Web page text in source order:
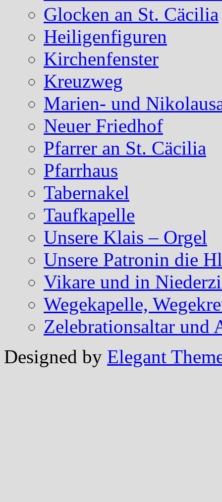
Glocken an St. Cäcilia
Heiligenfiguren
Kirchenfenster
Kreuzweg
Marien- und
Neuer Friedhof
Pfarrer an St. Cäcilia
Pfarrhaus
Tabernakel
Taufkapelle
Unsere Klais – Orgel
Unsere Patronin die
Vikare und in
Wegekapelle,
Zelebrationsaltar und
Designed by Elegant